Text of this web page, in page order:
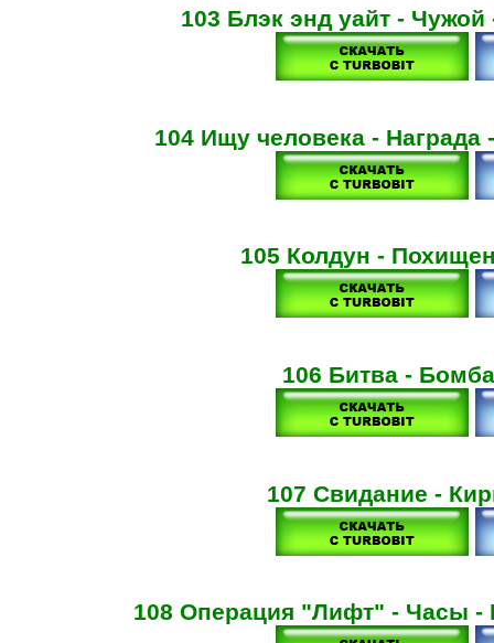
103 Блэк энд уайт -
104 Ищу человека -
105 Колдун -
106 Битва -
107 Свидание -
108 Операция "Лифт" - Часы -